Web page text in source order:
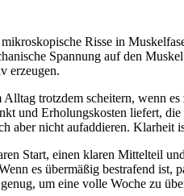
Risse in
Spannung auf den
erzeugen.
trotzdem scheitern, wenn
und Erholungskosten liefert,
aber nicht aufaddieren. Klarheit
Start, einen klaren Mittelteil
es übermäßig bestrafend ist,
um eine volle Woche zu